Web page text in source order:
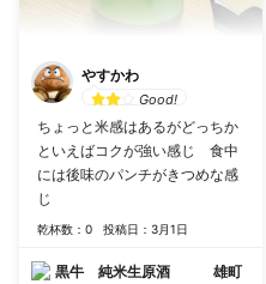
やすかわ
Good!
ちょっと米感はあるがどっちか
といえばコクが強い感じ 食中
には後味のパンチがきつめな感
じ
乾杯数：0 投稿日：3月1日
黒牛 純米生原酒 雄町